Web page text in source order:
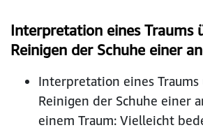
Interpretation eines Traums
Reinigen der Schuhe einer
Interpretation eines Traums
Reinigen der Schuhe einer
einem Traum: Vielleicht